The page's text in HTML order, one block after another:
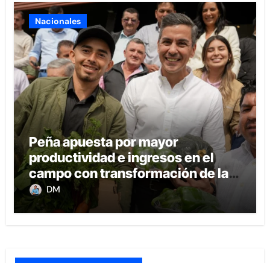
Nacionales
Peña apuesta por mayor
productividad e ingresos en el
campo con transformación de la
agricultura familiar
DM